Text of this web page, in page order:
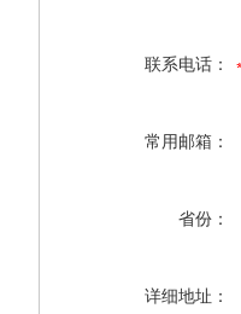
联系电话：
常用邮箱：
省份：
详细地址：